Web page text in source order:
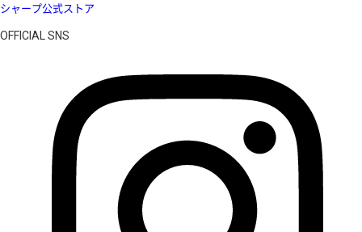
シャープ公式ストア
OFFICIAL SNS